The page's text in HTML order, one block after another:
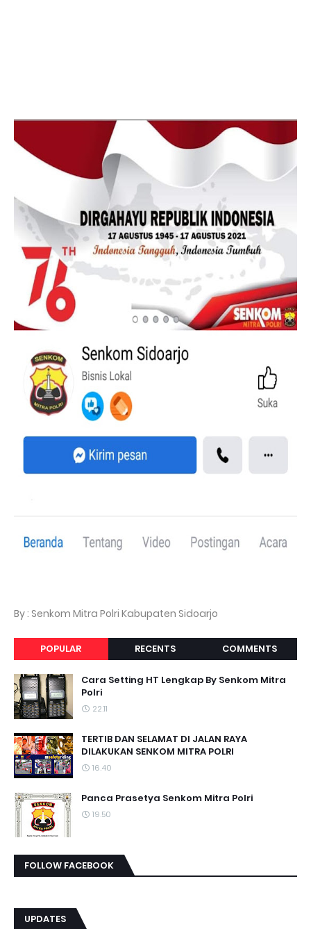
By : Senkom Mitra Polri Kabupaten Sidoarjo
POPULAR RECENTS COMMENTS
Cara Setting HT Lengkap By Senkom Mitra
Polri
22.11
TERTIB DAN SELAMAT DI JALAN RAYA
DILAKUKAN SENKOM MITRA POLRI
16.40
Panca Prasetya Senkom Mitra Polri
19.50
FOLLOW FACEBOOK
UPDATES